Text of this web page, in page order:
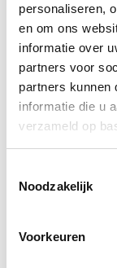
personaliseren,
en om ons
informatie over
partners voor
partners kunnen
informatie die u
verzameld op
Noodzakelijk
Voorkeuren
3080-5500 mm